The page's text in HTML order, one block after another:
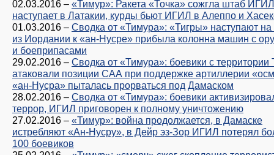
02.03.2016 – «Тимур»: Ракета «Точка» сожгла штаб
наступает в Латакии, курды бьют ИГИЛ в Алеппо и
01.03.2016 – Сводка от «Тимура»: «Тигры» наступают
из Иордании к «ан-Нусре» прибыла колонна машин с
и боеприпасами
29.02.2016 – Сводка от «Тимура»: боевики с территории
атаковали позиции САА при поддержке артиллерии
«ан-Нусра» пыталась прорваться под Дамаском
28.02.2016 – Сводка от «Тимура»: боевики
террор, ИГИЛ приговорен к полному уничтожению
27.02.2016 – «Тимур»: война продолжается, в Дамаске
истребляют «Ан-Нусру», в Дейр эз-Зор ИГИЛ потерял
100 боевиков